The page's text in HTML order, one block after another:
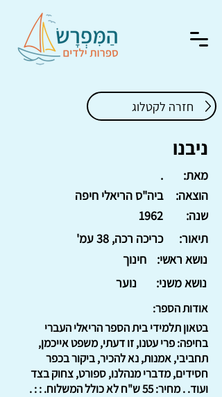
חזרה לקטלוג
ניבנו
.
מאת:
ביה"ס הריאלי חיפה
הוצאה:
1962
שנה:
כריכה רכה, 38 עמ'
תיאור:
חינוך
נושא ראשי:
נוער
נושא משני:
אודות הספר:
בטאון תלמידי בית הספר הריאלי העברי
בחיפה: פרי עטנו, זו דעתי, משפט אייכמן,
תחביבי, אמנות, נא להכיר, ביקור בכפר
חסידים, מדברי מנהלנו, ספורט, צחוק בצד
ועוד. . מחיר: 55 ש"ח לא כולל המשלוח. : : .